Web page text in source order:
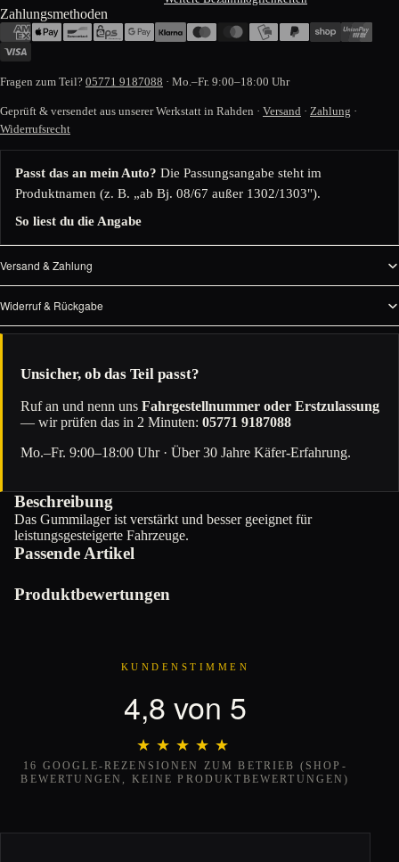
Zahlungsmethoden
Fragen zum Teil? 05771 9187088 · Mo.–Fr. 9:00–18:00 Uhr
Geprüft & versendet aus unserer Werkstatt in Rahden · Versand · Zahlung ·
Widerrufsrecht
Passt das an mein Auto? Die Passungsangabe steht im
Produktnamen (z. B. „ab Bj. 08/67 außer 1302/1303").
So liest du die Angabe
Versand & Zahlung
Widerruf & Rückgabe
Unsicher, ob das Teil passt?
Ruf an und nenn uns Fahrgestellnummer oder Erstzulassung
— wir prüfen das in 2 Minuten: 05771 9187088
Mo.–Fr. 9:00–18:00 Uhr · Über 30 Jahre Käfer-Erfahrung.
Beschreibung
Das Gummilager ist verstärkt und besser geeignet für
leistungsgesteigerte Fahrzeuge.
Passende Artikel
Produktbewertungen
KUNDENSTIMMEN
4,8 von 5
★★★★★
★★★★★
16 GOOGLE-REZENSIONEN ZUM BETRIEB (SHOP-
BEWERTUNGEN, KEINE PRODUKTBEWERTUNGEN)